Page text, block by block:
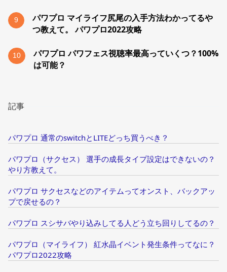
9
パワプロ マイライフ尻尾の入手方法わかってるや
つ教えて。 パワプロ2022攻略
10
パワプロ パワフェス視聴率最高っていくつ？100%
は可能？
記事
パワプロ 通常のswitchとLITEどっち買うべき？
パワプロ（サクセス） 選手の成長タイプ設定はできないの？
やり方教えて。
パワプロ サクセスなどのアイテムってオンスト、バックアッ
プで戻せるの？
パワプロ スシサバやり込みしてる人どう立ち回りしてるの？
パワプロ（マイライフ） 紅水晶イベント発生条件ってなに？
パワプロ2022攻略